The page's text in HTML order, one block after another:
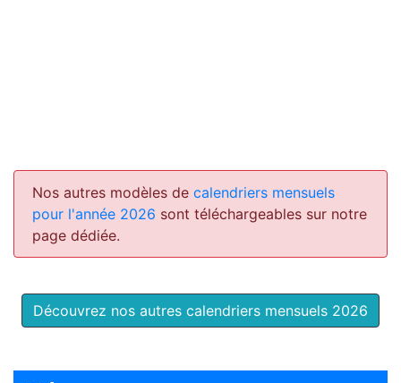
Nos autres modèles de calendriers mensuels
pour l'année 2026 sont téléchargeables sur notre
page dédiée.
Découvrez nos autres calendriers mensuels 2026